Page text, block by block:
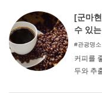
[군마
수 있
관광명소
커피를
두와 추
각지에